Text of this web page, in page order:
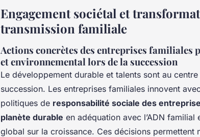
Engagement sociétal et
transmission familiale
Actions concrètes des entreprises familiales
et environnemental lors de la succession
Le développement durable et talents sont au
succession. Les entreprises familiales innovent
politiques de responsabilité sociale des
planète durable en adéquation avec l’ADN
global sur la croissance. Ces décisions permettent